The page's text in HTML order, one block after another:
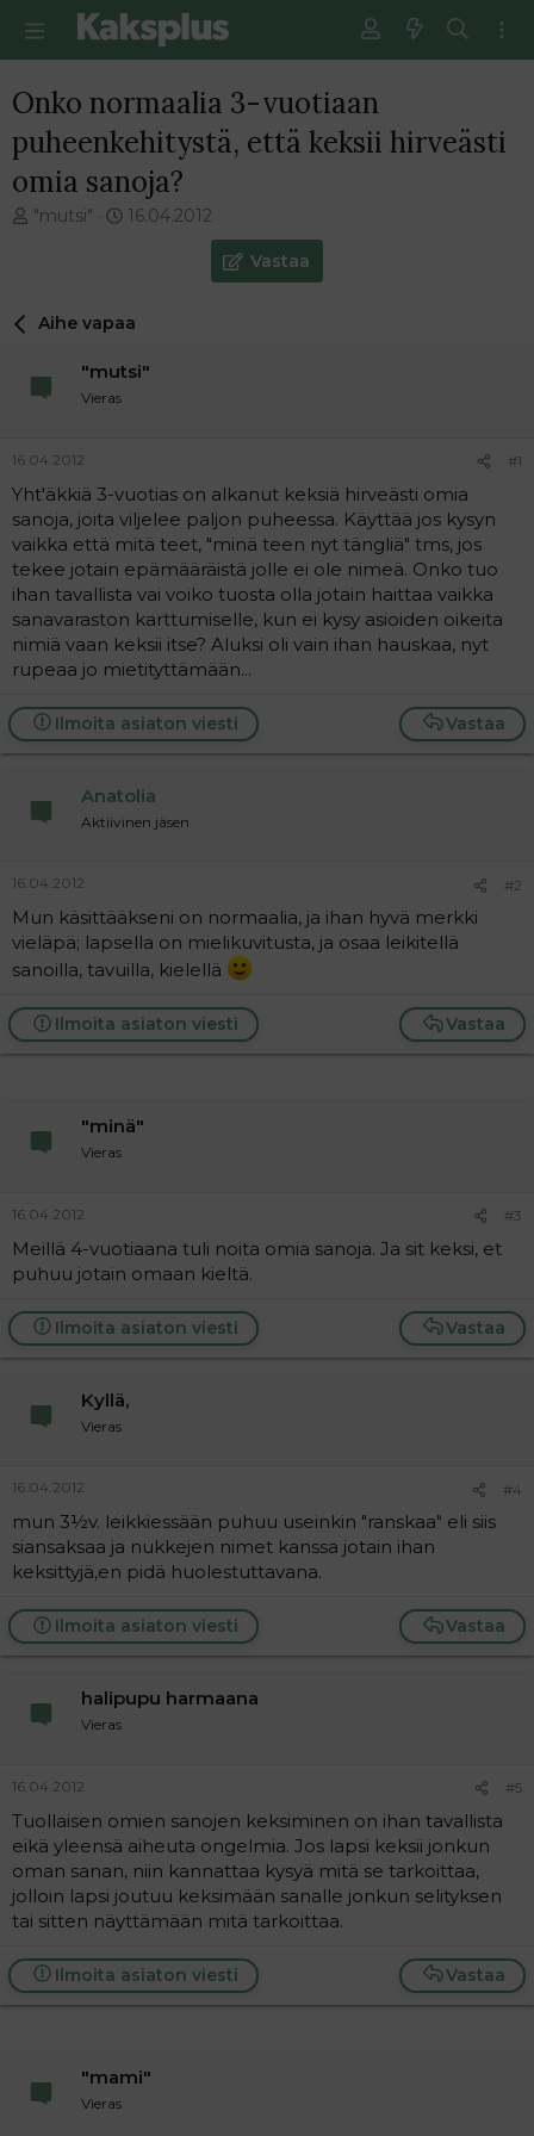
Onko normaalia 3-vuotiaan
puheenkehitystä, että keksii hirveästi
omia sanoja?
V
e
t
n
a
o
i
t
t
a
j
a
"mutsi"
E
m
i
i
e
s
t
i
16.04.2012
Vastaa
Aihe vapaa
"mutsi"
Vieras
16.04.2012 #1
Yht'äkkiä 3-vuotias on alkanut keksiä hirveästi omia
sanoja, joita viljelee paljon puheessa. Käyttää jos kysyn
vaikka että mitä teet, "minä teen nyt tängliä" tms, jos
tekee jotain epämääräistä jolle ei ole nimeä. Onko tuo
ihan tavallista vai voiko tuosta olla jotain haittaa vaikka
sanavaraston karttumiselle, kun ei kysy asioiden oikeita
nimiä vaan keksii itse? Aluksi oli vain ihan hauskaa, nyt
rupeaa jo mietityttämään...
Vastaa
Ilmoita asiaton viesti
Anatolia
Aktiivinen jäsen
16.04.2012 #2
Mun käsittääkseni on normaalia, ja ihan hyvä merkki
vieläpä; lapsella on mielikuvitusta, ja osaa leikitellä
sanoilla, tavuilla, kielellä
Vastaa
Ilmoita asiaton viesti
"minä"
Vieras
16.04.2012 #3
Meillä 4-vuotiaana tuli noita omia sanoja. Ja sit keksi, et
puhuu jotain omaan kieltä.
Vastaa
Ilmoita asiaton viesti
Kyllä,
Vieras
16.04.2012 #4
mun 3½v. leikkiessään puhuu useinkin "ranskaa" eli siis
siansaksaa ja nukkejen nimet kanssa jotain ihan
keksittyjä,en pidä huolestuttavana.
Vastaa
Ilmoita asiaton viesti
halipupu harmaana
Vieras
16.04.2012 #5
Tuollaisen omien sanojen keksiminen on ihan tavallista
eikä yleensä aiheuta ongelmia. Jos lapsi keksii jonkun
oman sanan, niin kannattaa kysyä mitä se tarkoittaa,
jolloin lapsi joutuu keksimään sanalle jonkun selityksen
tai sitten näyttämään mitä tarkoittaa.
Vastaa
Ilmoita asiaton viesti
"mami"
Vieras